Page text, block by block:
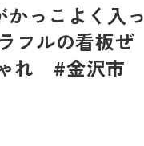
っこよく入っ
フルの看板ぜ
れ #金沢市